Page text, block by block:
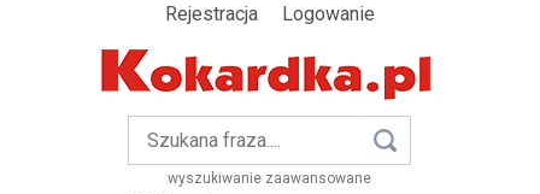
Rejestracja Logowanie
wyszukiwanie zaawansowane